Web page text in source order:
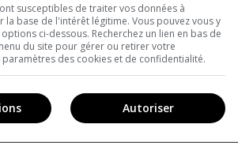
susceptibles de traiter vos données à
la base de l'intérêt légitime. Vous pouvez vous y
ci-dessous. Recherchez un lien en bas de
du site pour gérer ou retirer votre
des cookies et de confidentialité.
Autoriser